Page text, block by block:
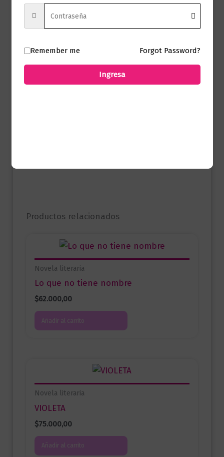
Formato 13.3 x 23.0
Presentación Tapa Blanda
Productos relacionados
Novela literaria
Lo que no tiene nombre
$62.000,00
Añadir al carrito
Novela literaria
VIOLETA
$75.000,00
Añadir al carrito
Remember me Forgot Password?
Ingresa